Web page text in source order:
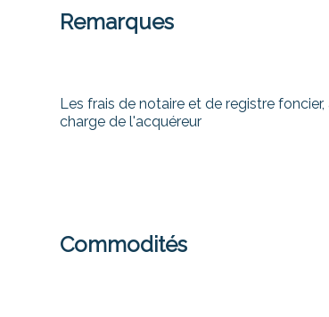
Remarques
Les frais de notaire et de registre
charge de l'acquéreur
Commodités